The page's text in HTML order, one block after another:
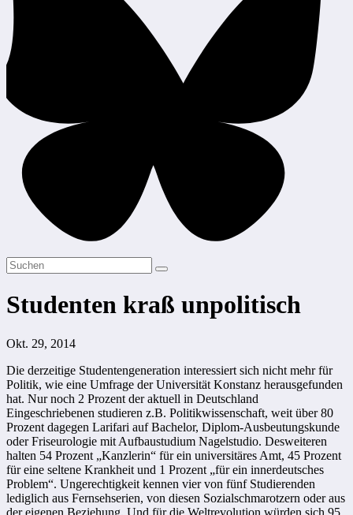
Studenten kraß unpolitisch
Okt. 29, 2014
Die derzeitige Studentengeneration interessiert sich nicht mehr für
Politik, wie eine Umfrage der Universität Konstanz herausgefunden
hat. Nur noch 2 Prozent der aktuell in Deutschland
Eingeschriebenen studieren z.B. Politikwissenschaft, weit über 80
Prozent dagegen Larifari auf Bachelor, Diplom-Ausbeutungskunde
oder Friseurologie mit Aufbaustudium Nagelstudio. Desweiteren
halten 54 Prozent „Kanzlerin“ für ein universitäres Amt, 45 Prozent
für eine seltene Krankheit und 1 Prozent „für ein innerdeutsches
Problem“. Ungerechtigkeit kennen vier von fünf Studierenden
lediglich aus Fernsehserien, von diesen Sozialschmarotzern oder aus
der eigenen Beziehung. Und für die Weltrevolution würden sich 95